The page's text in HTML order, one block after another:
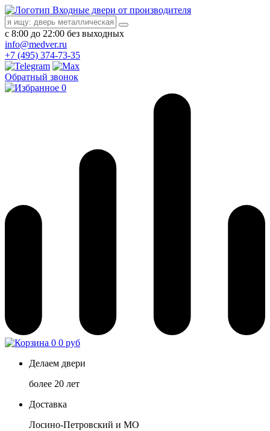
Входные двери от производителя
с 8:00 до 22:00 без выходных
info@medver.ru
+7 (495) 374-73-35
Обратный звонок
0
0 0 руб
Делаем двери
более 20 лет
Доставка
Лосино-Петровский и МО